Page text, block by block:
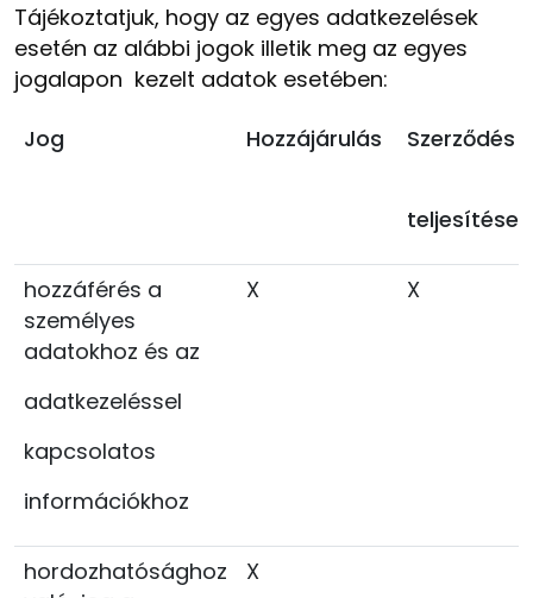
Tájékoztatjuk, hogy az egyes adatkezelések
esetén az alábbi jogok illetik meg az egyes
jogalapon kezelt adatok esetében:
Jog
Hozzájárulás Szerződés
teljesítése
hozzáférés a
személyes
adatokhoz és az
adatkezeléssel
kapcsolatos
információkhoz
X X
hordozhatósághoz
X